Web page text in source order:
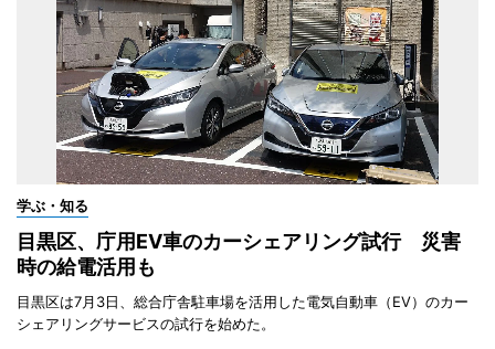
学ぶ・知る
目黒区、庁用EV車のカーシェアリング試行 災害
時の給電活用も
目黒区は7月3日、総合庁舎駐車場を活用した電気自動車（EV）のカー
シェアリングサービスの試行を始めた。